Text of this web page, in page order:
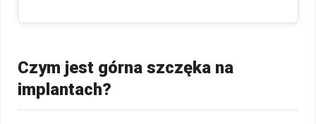
Czym jest górna szczęka na
implantach?